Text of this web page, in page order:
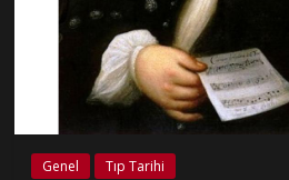
Genel Tıp Tarihi